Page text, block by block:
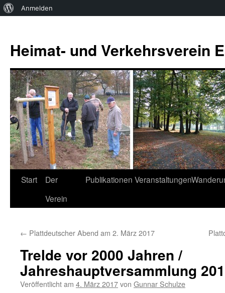
Über
Anmelden
springen
Heimat- und Verkehrsverein
Start
Der
Verein
Publikationen Veranstaltungen
← Plattdeutscher Abend am 2. März 2017
Trelde vor 2000 Jahren /
Jahreshauptversammlung
Veröffentlicht am 4. März 2017von Gunnar Schulze